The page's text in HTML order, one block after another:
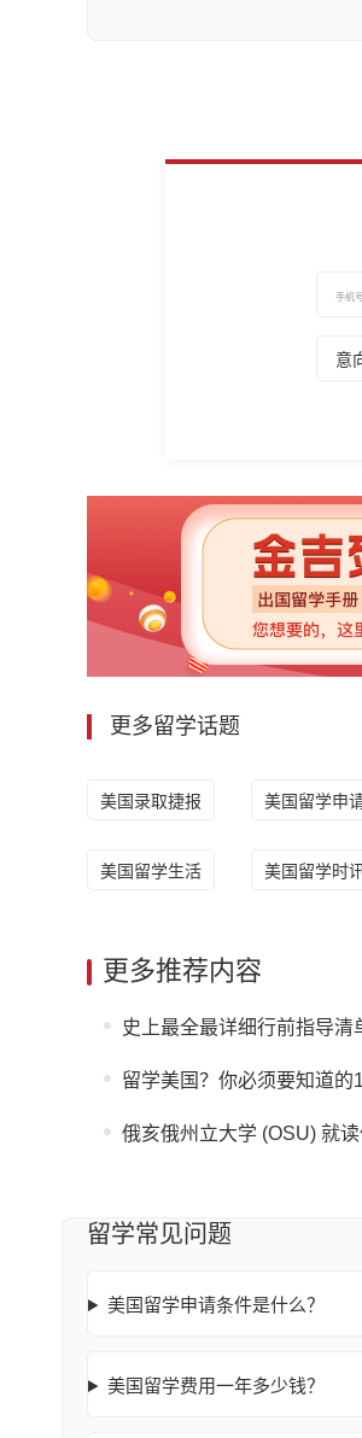
意
更多留学话题
美国录取捷报 美国留学申
美国留学生活 美国留学时
更多推荐内容
史上最全最详细行前指导清
留学美国？你必须要知道的
俄亥俄州立大学 (OSU) 就读
留学常见问题
美国留学申请条件是什么？
美国留学费用一年多少钱？